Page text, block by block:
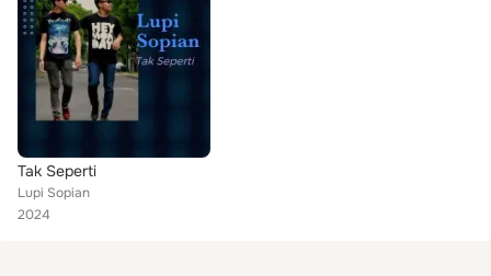
Tak Seperti
Lupi Sopian
2024